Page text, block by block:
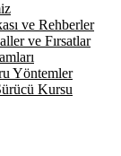
ve Rehberler
ve Fırsatlar
Yöntemler
Kursu